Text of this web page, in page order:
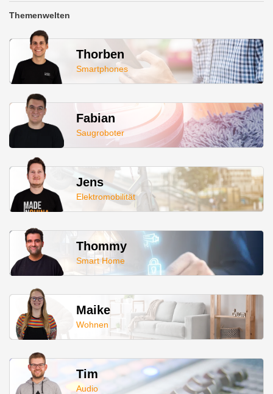
Themenwelten
Thorben
Smartphones
Fabian
Saugroboter
Jens
Elektromobilität
Thommy
Smart Home
Maike
Wohnen
Tim
Audio